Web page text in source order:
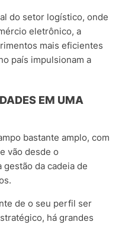
do setor logístico, onde
eletrônico, a
mais eficientes
país impulsionam a
EM UMA
bastante amplo, com
vão desde o
gestão da cadeia de
de o seu perfil ser
há grandes